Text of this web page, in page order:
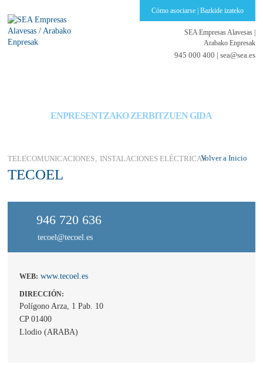
Cómo asociarse | Bazkide izateko
SEA Empresas Alavesas
Arabako Enpresak
945 000 400 | sea@sea.es
ENPRESENTZAKO ZERBITZUEN GIDA
Volver a Inicio
TELECOMUNICACIONES INSTALACIONES ELÉCTRICAS
TECOEL
946 720 636
tecoel@tecoel.es
WEB: www.tecoel.es
DIRECCIÓN:
Polígono Arza, 1 Pab. 10
CP 01400
Llodio (ARABA)